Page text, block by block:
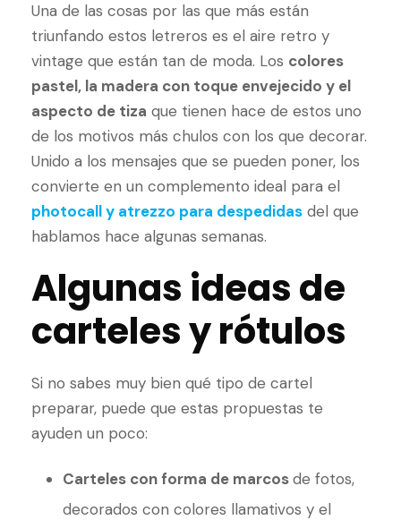
Una de las cosas por las que más están
triunfando estos letreros es el aire retro y
vintage que están tan de moda. Los colores
pastel, la madera con toque envejecido y el
aspecto de tiza que tienen hace de estos uno
de los motivos más chulos con los que decorar.
Unido a los mensajes que se pueden poner, los
convierte en un complemento ideal para el
photocall y atrezzo para despedidas del que
hablamos hace algunas semanas.
Algunas ideas de
carteles y rótulos
Si no sabes muy bien qué tipo de cartel
preparar, puede que estas propuestas te
ayuden un poco:
Carteles con forma de marcosde fotos,
decorados con colores llamativos y el